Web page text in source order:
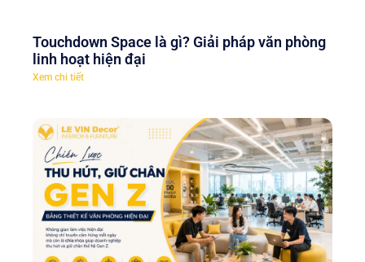
Touchdown Space là gì? Giải pháp văn phòng
linh hoạt hiện đại
Xem chi tiết